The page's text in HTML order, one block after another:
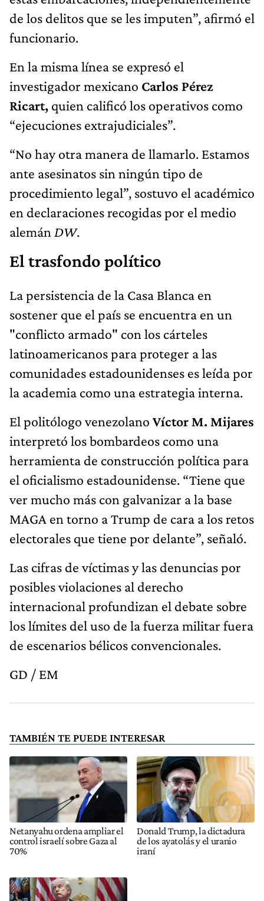
de los delitos que se les imputen”, afirmó el
funcionario.
En la misma línea se expresó el
investigador mexicano Carlos Pérez
Ricart, quien calificó los operativos como
“ejecuciones extrajudiciales”.
“No hay otra manera de llamarlo. Estamos
ante asesinatos sin ningún tipo de
procedimiento legal”, sostuvo el académico
en declaraciones recogidas por el medio
alemán DW.
El trasfondo político
La persistencia de la Casa Blanca en
sostener que el país se encuentra en un
"conflicto armado" con los cárteles
latinoamericanos para proteger a las
comunidades estadounidenses es leída por
la academia como una estrategia interna.
El politólogo venezolano Víctor M. Mijares
interpretó los bombardeos como una
herramienta de construcción política para
el oficialismo estadounidense. “Tiene que
ver mucho más con galvanizar a la base
MAGA en torno a Trump de cara a los retos
electorales que tiene por delante”, señaló.
Las cifras de víctimas y las denuncias por
posibles violaciones al derecho
internacional profundizan el debate sobre
los límites del uso de la fuerza militar fuera
de escenarios bélicos convencionales.
GD / EM
TAMBIÉN TE PUEDE INTERESAR
Netanyahu ordena ampliar el
control israelí sobre Gaza al
70%
Donald Trump, la dictadura
de los ayatolás y el uranio
iraní